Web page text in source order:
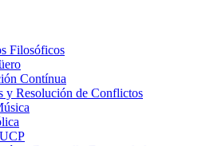
Filosóficos
Contínua
y Resolución de Conflictos